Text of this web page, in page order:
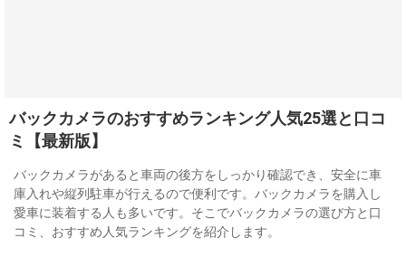
バックカメラのおすすめランキング人気25選と口コ
ミ【最新版】
バックカメラがあると車両の後方をしっかり確認でき、安全に車
庫入れや縦列駐車が行えるので便利です。バックカメラを購入し
愛車に装着する人も多いです。そこでバックカメラの選び方と口
コミ、おすすめ人気ランキングを紹介します。